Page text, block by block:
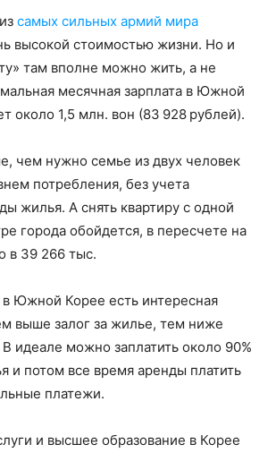
самых сильных армий мира
высокой стоимостью жизни. Но и
там вполне можно жить, а не
месячная зарплата в Южной
около 1,5 млн. вон (83 928 рублей).
чем нужно семье из двух человек
потребления, без учета
жилья. А снять квартиру с одной
города обойдется, в пересчете на
в 39 266 тыс.
Южной Корее есть интересная
выше залог за жилье, тем ниже
идеале можно заплатить около 90%
и потом все время аренды платить
платежи.
и высшее образование в Корее